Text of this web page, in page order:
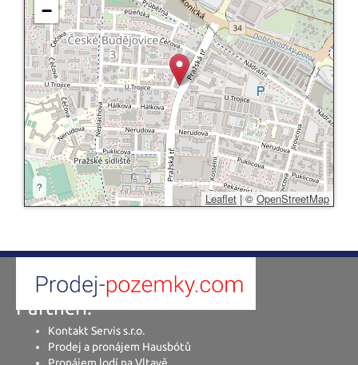
−
?
Leaflet |©OpenStreetMap
Partneři:
Kontakt Servis s.r.o.
Prodej a pronájem Hausbótů